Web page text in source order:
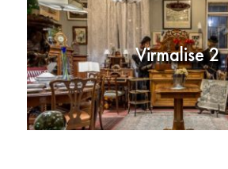
Virmalise 2